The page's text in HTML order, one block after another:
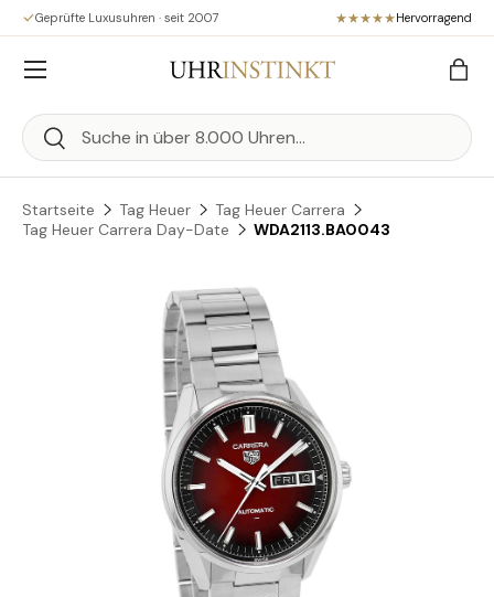
Direkt zum Inhalt
Geprüfte Luxusuhren · seit 2007 Hervorragend
Suchen
Suchen
Menü
Startseite Tag Heuer
Tag Heuer Carrera
Tag Heuer Carrera Day-Date
WDA2113.BA0043
Zu Produktinformationen springen